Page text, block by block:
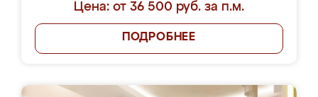
Цена: от 36 500 руб. за п.м.
ПОДРОБНЕЕ